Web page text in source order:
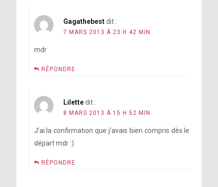
Gagathebest dit :
7 MARS 2013 À 23 H 42 MIN
mdr
RÉPONDRE
Lilette dit :
8 MARS 2013 À 15 H 52 MIN
J’ai la confirmation que j’avais bien compris dès le
départ mdr :)
RÉPONDRE